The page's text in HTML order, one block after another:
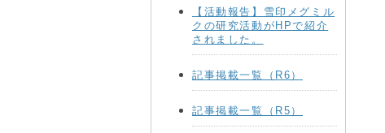
【活動報告】雪印メグミル
クの研究活動がHPで紹介
されました。
記事掲載一覧（R6）
記事掲載一覧（R5）